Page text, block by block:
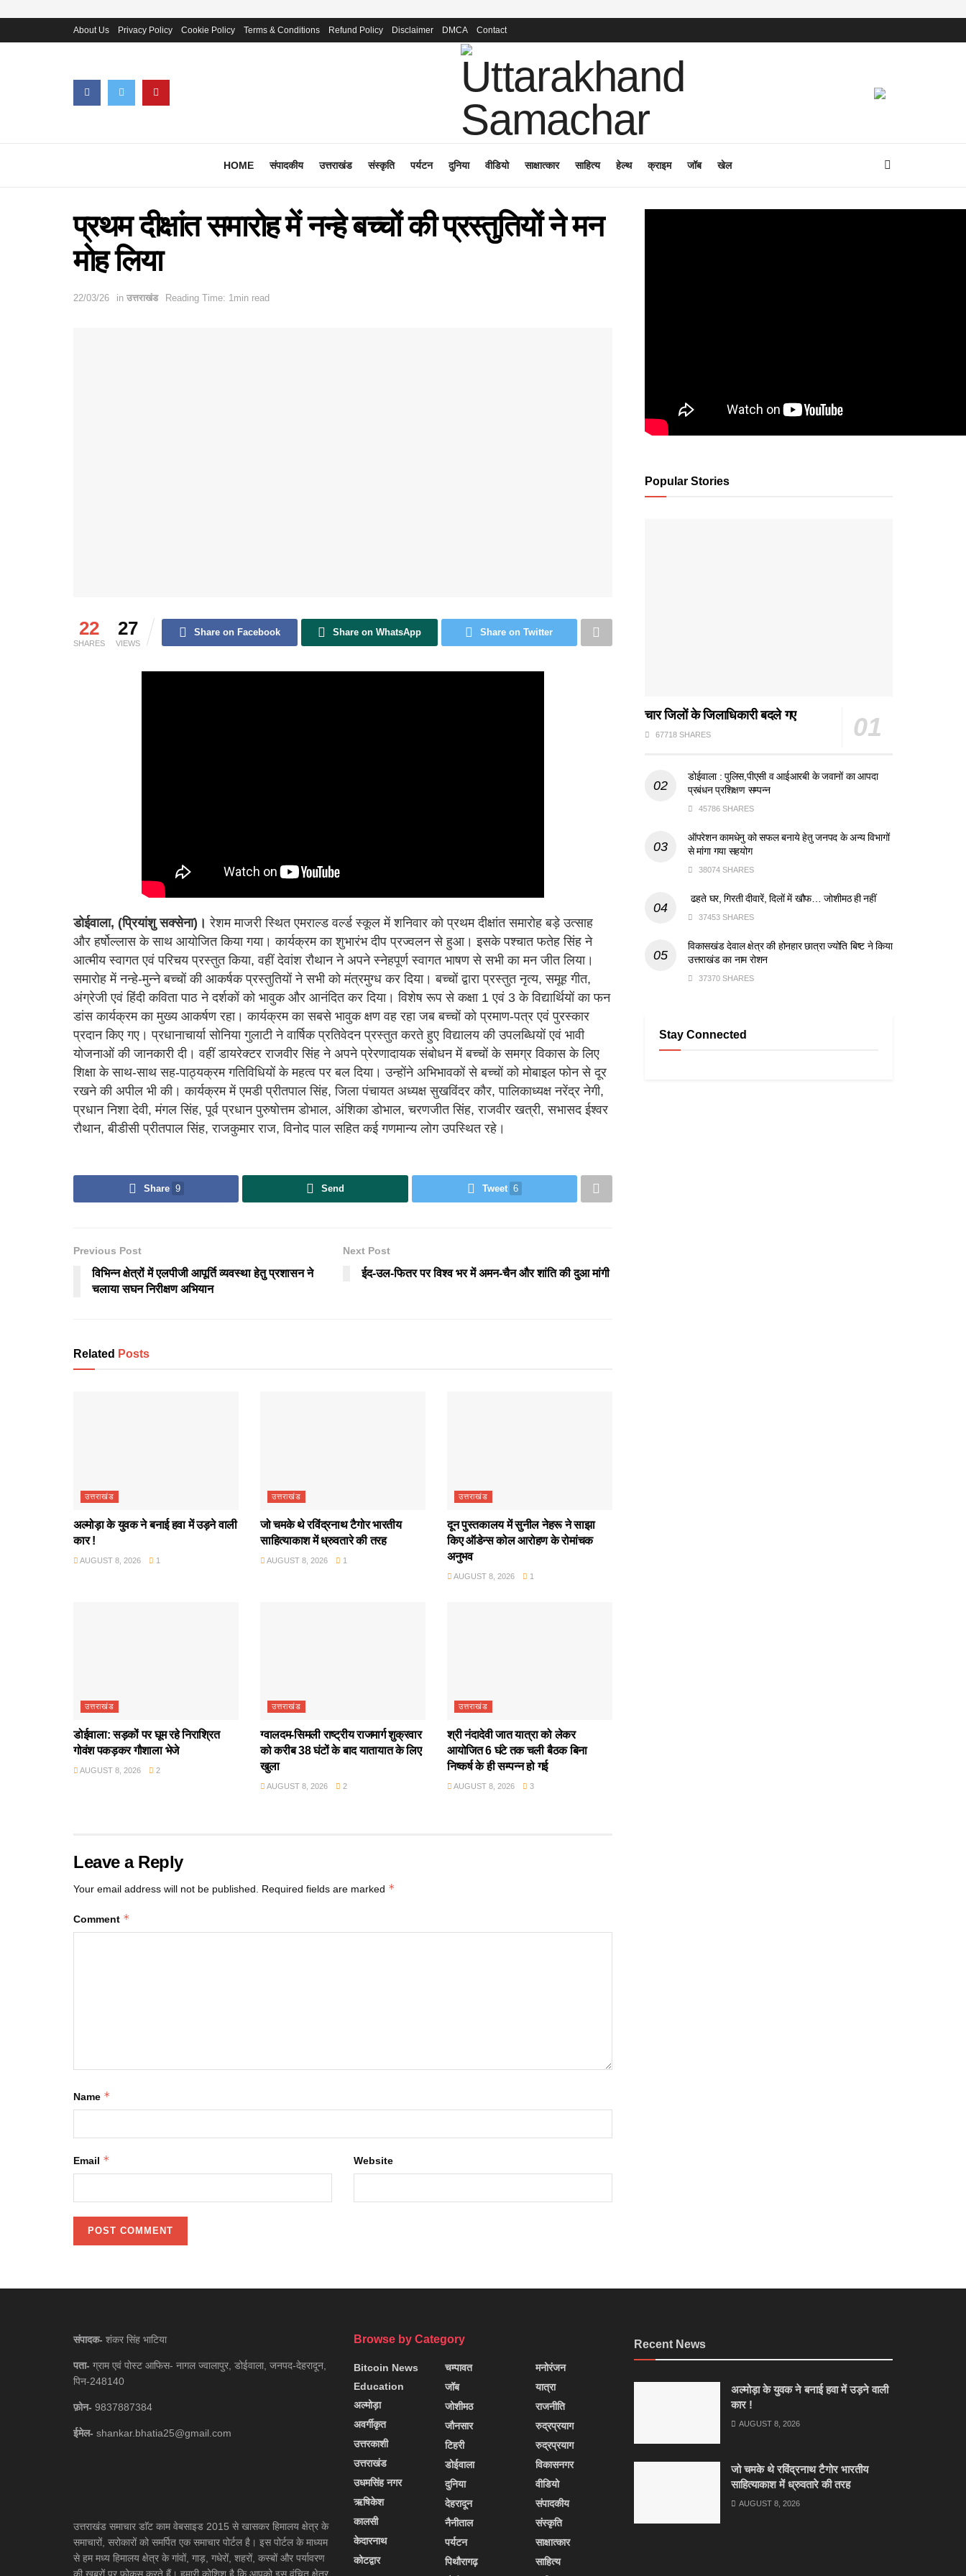
About Us Privacy Policy Cookie Policy Terms & Conditions Refund Policy Disclaimer DMCA Contact
HOME संपादकीय उत्तराखंड संस्कृति पर्यटन दुनिया वीडियो साक्षात्कार साहित्य हेल्थ क्राइम जॉब खेल
प्रथम दीक्षांत समारोह में नन्हे बच्चों की प्रस्तुतियों ने मन
मोह लिया
22/03/26 in उत्तराखंड Reading Time: 1min read
22
SHARES
27
VIEWS
Share on Facebook Share on WhatsApp Share on Twitter
डोईवाला, (प्रियांशु सक्सेना)। रेशम माजरी स्थित एमराल्ड वर्ल्ड स्कूल में शनिवार को प्रथम दीक्षांत समारोह बड़े उत्साह
और हर्षोल्लास के साथ आयोजित किया गया। कार्यक्रम का शुभारंभ दीप प्रज्वलन से हुआ। इसके पश्चात फतेह सिंह ने
आत्मीय स्वागत एवं परिचय प्रस्तुत किया, वहीं देवांश रौथान ने अपने स्नेहपूर्ण स्वागत भाषण से सभी का मन जीत लिया।
समारोह में नन्हे-मुन्ने बच्चों की आकर्षक प्रस्तुतियों ने सभी को मंत्रमुग्ध कर दिया। बच्चों द्वारा प्रस्तुत नृत्य, समूह गीत,
अंग्रेजी एवं हिंदी कविता पाठ ने दर्शकों को भावुक और आनंदित कर दिया। विशेष रूप से कक्षा 1 एवं 3 के विद्यार्थियों का फन
डांस कार्यक्रम का मुख्य आकर्षण रहा। कार्यक्रम का सबसे भावुक क्षण वह रहा जब बच्चों को प्रमाण-पत्र एवं पुरस्कार
प्रदान किए गए। प्रधानाचार्या सोनिया गुलाटी ने वार्षिक प्रतिवेदन प्रस्तुत करते हुए विद्यालय की उपलब्धियों एवं भावी
योजनाओं की जानकारी दी। वहीं डायरेक्टर राजवीर सिंह ने अपने प्रेरणादायक संबोधन में बच्चों के समग्र विकास के लिए
शिक्षा के साथ-साथ सह-पाठ्यक्रम गतिविधियों के महत्व पर बल दिया। उन्होंने अभिभावकों से बच्चों को मोबाइल फोन से दूर
रखने की अपील भी की। कार्यक्रम में एमडी प्रीतपाल सिंह, जिला पंचायत अध्यक्ष सुखविंदर कौर, पालिकाध्यक्ष नरेंद्र नेगी,
प्रधान निशा देवी, मंगल सिंह, पूर्व प्रधान पुरुषोत्तम डोभाल, अंशिका डोभाल, चरणजीत सिंह, राजवीर खत्री, सभासद ईश्वर
रौथान, बीडीसी प्रीतपाल सिंह, राजकुमार राज, विनोद पाल सहित कई गणमान्य लोग उपस्थित रहे।
Share 9 Send Tweet 6
Previous Post
विभिन्न क्षेत्रों में एलपीजी आपूर्ति व्यवस्था हेतु प्रशासन ने
चलाया सघन निरीक्षण अभियान
Next Post
ईद-उल-फितर पर विश्व भर में अमन-चैन और शांति की दुआ मांगी
Related Posts
उत्तराखंड
अल्मोड़ा के युवक ने बनाई हवा में उड़ने वाली
कार !
AUGUST 8, 2026 1
उत्तराखंड
जो चमके थे रविंद्रनाथ टैगोर भारतीय
साहित्याकाश में ध्रुवतारे की तरह
AUGUST 8, 2026 1
उत्तराखंड
दून पुस्तकालय में सुनील नेहरू ने साझा
किए ऑडेन्स कोल आरोहण के रोमांचक
अनुभव
AUGUST 8, 2026 1
उत्तराखंड
डोईवाला: सड़कों पर घूम रहे निराश्रित
गोवंश पकड़कर गौशाला भेजे
AUGUST 8, 2026 2
उत्तराखंड
ग्वालदम-सिमली राष्ट्रीय राजमार्ग शुक्रवार
को करीब 38 घंटों के बाद यातायात के लिए
खुला
AUGUST 8, 2026 2
उत्तराखंड
श्री नंदादेवी जात यात्रा को लेकर
आयोजित 6 घंटे तक चली बैठक बिना
निष्कर्ष के ही सम्पन्न हो गई
AUGUST 8, 2026 3
Leave a Reply
Your email address will not be published. Required fields are marked *
Comment *
Name *
Email * Website
Popular Stories
चार जिलों के जिलाधिकारी बदले गए
67718 SHARES
डोईवाला : पुलिस,पीएसी व आईआरबी के जवानों का आपदा
प्रबंधन प्रशिक्षण सम्पन्न
45786 SHARES
ऑपरेशन कामधेनु को सफल बनाये हेतु जनपद के अन्य विभागों
से मांगा गया सहयोग
38074 SHARES
ढहते घर, गिरती दीवारें, दिलों में खौफ… जोशीमठ ही नहीं
37453 SHARES
विकासखंड देवाल क्षेत्र की होनहार छात्रा ज्योति बिष्ट ने किया
उत्तराखंड का नाम रोशन
37370 SHARES
Stay Connected
संपादक- शंकर सिंह भाटिया
पता- ग्राम एवं पोस्ट आफिस- नागल ज्वालापुर, डोईवाला, जनपद-देहरादून,
पिन-248140
फ़ोन- 9837887384
ईमेल- shankar.bhatia25@gmail.com
उत्तराखंड समाचार डाॅट काम वेबसाइड 2015 से खासकर हिमालय क्षेत्र के
समाचारों, सरोकारों को समर्पित एक समाचार पोर्टल है। इस पोर्टल के माध्यम
से हम मध्य हिमालय क्षेत्र के गांवों, गाड़, गधेरों, शहरों, कस्बों और पर्यावरण
Browse by Category
Bitcoin News
Education
अल्मोड़ा
अवर्गीकृत
उत्तरकाशी
उत्तराखंड
उधमसिंह नगर
ऋषिकेश
कालसी
केदारनाथ
कोटद्वार
चम्पावत
जॉब
जोशीमठ
जौनसार
टिहरी
डोईवाला
दुनिया
देहरादून
नैनीताल
पर्यटन
पिथौरागढ़
मनोरंजन
यात्रा
राजनीति
रुद्रप्रयाग
रुद्रप्रयाग
विकासनगर
वीडियो
संपादकीय
संस्कृति
साक्षात्कार
साहित्य
Recent News
अल्मोड़ा के युवक ने बनाई हवा में उड़ने वाली
कार !
AUGUST 8, 2026
जो चमके थे रविंद्रनाथ टैगोर भारतीय
साहित्याकाश में ध्रुवतारे की तरह
AUGUST 8, 2026